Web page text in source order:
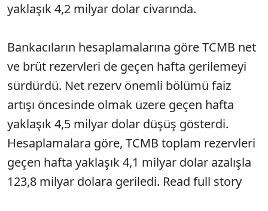
yaklaşık 4,2 milyar dolar civarında.
Bankacıların hesaplamalarına göre TCMB net
ve brüt rezervleri de geçen hafta gerilemeyi
sürdürdü. Net rezerv önemli bölümü faiz
artışı öncesinde olmak üzere geçen hafta
yaklaşık 4,5 milyar dolar düşüş gösterdi.
Hesaplamalara göre, TCMB toplam rezervleri
geçen hafta yaklaşık 4,1 milyar dolar azalışla
123,8 milyar dolara geriledi. Read full story